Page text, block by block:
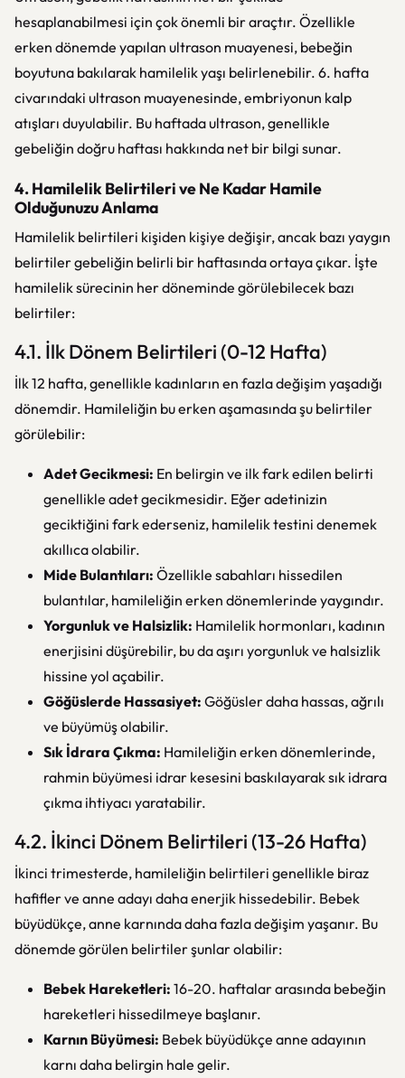
hesaplanabilmesi için çok önemli bir araçtır. Özellikle
erken dönemde yapılan ultrason muayenesi, bebeğin
boyutuna bakılarak hamilelik yaşı belirlenebilir. 6. hafta
civarındaki ultrason muayenesinde, embriyonun kalp
atışları duyulabilir. Bu haftada ultrason, genellikle
gebeliğin doğru haftası hakkında net bir bilgi sunar.
4. Hamilelik Belirtileri ve Ne Kadar Hamile
Olduğunuzu Anlama
Hamilelik belirtileri kişiden kişiye değişir, ancak bazı yaygın
belirtiler gebeliğin belirli bir haftasında ortaya çıkar. İşte
hamilelik sürecinin her döneminde görülebilecek bazı
belirtiler:
4.1. İlk Dönem Belirtileri (0-12 Hafta)
İlk 12 hafta, genellikle kadınların en fazla değişim yaşadığı
dönemdir. Hamileliğin bu erken aşamasında şu belirtiler
görülebilir:
Adet Gecikmesi: En belirgin ve ilk fark edilen belirti
genellikle adet gecikmesidir. Eğer adetinizin
geciktiğini fark ederseniz, hamilelik testini denemek
akıllıca olabilir.
Mide Bulantıları: Özellikle sabahları hissedilen
bulantılar, hamileliğin erken dönemlerinde yaygındır.
Yorgunluk ve Halsizlik: Hamilelik hormonları, kadının
enerjisini düşürebilir, bu da aşırı yorgunluk ve halsizlik
hissine yol açabilir.
Göğüslerde Hassasiyet: Göğüsler daha hassas, ağrılı
ve büyümüş olabilir.
Sık İdrara Çıkma: Hamileliğin erken dönemlerinde,
rahmin büyümesi idrar kesesini baskılayarak sık idrara
çıkma ihtiyacı yaratabilir.
4.2. İkinci Dönem Belirtileri (13-26 Hafta)
İkinci trimesterde, hamileliğin belirtileri genellikle biraz
hafifler ve anne adayı daha enerjik hissedebilir. Bebek
büyüdükçe, anne karnında daha fazla değişim yaşanır. Bu
dönemde görülen belirtiler şunlar olabilir:
Bebek Hareketleri: 16-20. haftalar arasında bebeğin
hareketleri hissedilmeye başlanır.
Karnın Büyümesi: Bebek büyüdükçe anne adayının
karnı daha belirgin hale gelir.